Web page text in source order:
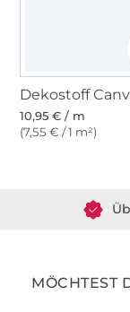
10,95 € / m
(7,55 € / 1 m²)
MÖCHTEST